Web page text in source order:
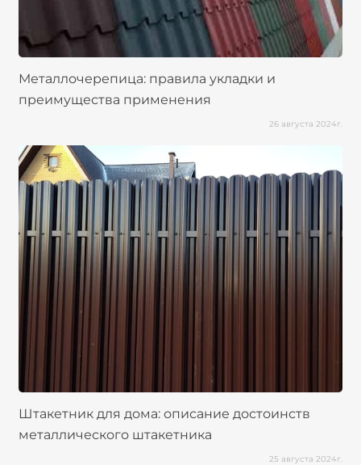
Металлочерепица: правила укладки и
преимущества применения
26 августа 2024г.
Штакетник для дома: описание достоинств
металлического штакетника
25 августа 2024г.